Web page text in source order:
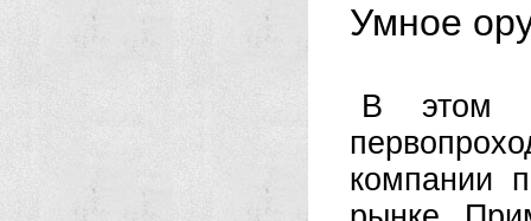
Умное
В этом
компании